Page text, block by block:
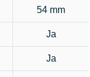
54 mm
Ja
Ja